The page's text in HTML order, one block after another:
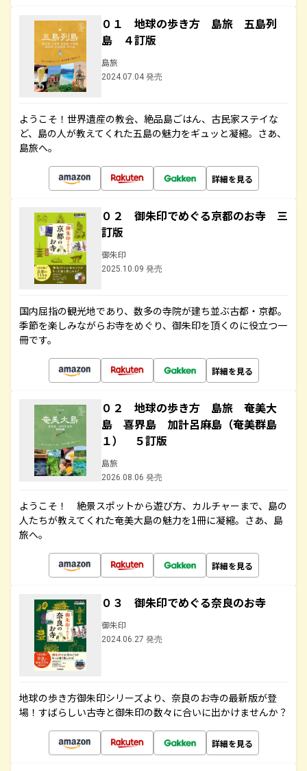
０１ 地球の歩き方 島旅 五島列
島 ４訂版
島旅
2024.07.04 発売
ようこそ！世界遺産の教会、絶品島ごはん、古民家ステイな
ど、島の人が教えてくれた五島の魅力をギュッと凝縮。さあ、
島旅へ。
詳細を見る
０２ 御朱印でめぐる京都のお寺 三
訂版
御朱印
2025.10.09 発売
国内屈指の観光地であり、数多の寺院が建ち並ぶ古都・京都。
季節を楽しみながらお寺をめぐり、御朱印を頂くのに役立つ一
冊です。
詳細を見る
０２ 地球の歩き方 島旅 奄美大
島 喜界島 加計呂麻島（奄美群島
１） ５訂版
島旅
2026.08.06 発売
ようこそ！ 絶景スポットから遊び方、カルチャーまで、島の
人たちが教えてくれた奄美大島の魅力を1冊に凝縮。さあ、島
旅へ。
詳細を見る
０３ 御朱印でめぐる奈良のお寺
御朱印
2024.06.27 発売
地球の歩き方御朱印シリーズより、奈良のお寺の最新版が登
場！すばらしい古寺と御朱印の数々に合いに出かけませんか？
詳細を見る